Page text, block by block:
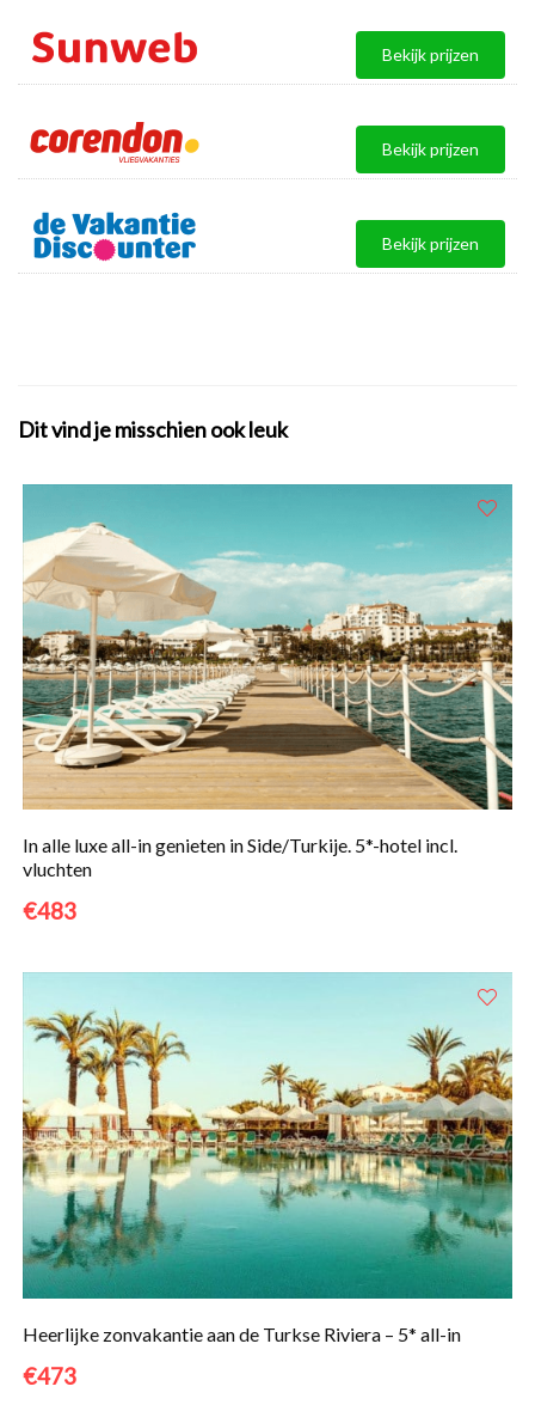
Bekijk prijzen
Bekijk prijzen
Bekijk prijzen
Dit vind je misschien ook leuk
In alle luxe all-in genieten in Side/Turkije. 5*-hotel incl.
vluchten
€483
Heerlijke zonvakantie aan de Turkse Riviera – 5* all-in
€473